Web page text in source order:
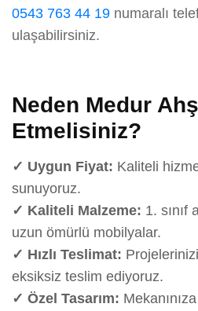
0543 763 44 19 numaralı
ulaşabilirsiniz.
Neden Medur
Etmelisiniz?
✓ Uygun Fiyat: Kaliteli
sunuyoruz.
✓ Kaliteli Malzeme: 1. sınıf
uzun ömürlü mobilyalar.
✓ Hızlı Teslimat:
eksiksiz teslim ediyoruz.
✓ Özel Tasarım: